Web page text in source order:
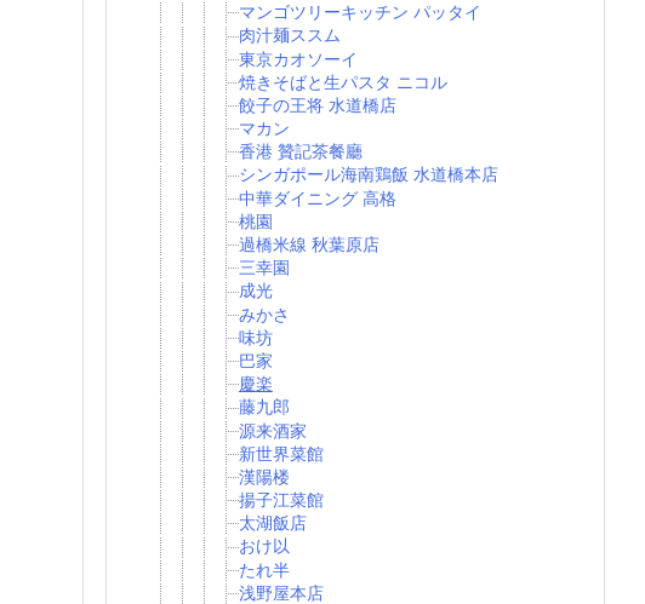
マンゴツリーキッチン パッタイ
肉汁麺ススム
東京カオソーイ
焼きそばと生パスタ ニコル
餃子の王将 水道橋店
マカン
香港 贊記茶餐廳
シンガポール海南鶏飯 水道橋本店
中華ダイニング 高格
桃園
過橋米線 秋葉原店
三幸園
成光
みかさ
味坊
巴家
慶楽
藤九郎
源来酒家
新世界菜館
漢陽楼
揚子江菜館
太湖飯店
おけ以
たれ半
浅野屋本店